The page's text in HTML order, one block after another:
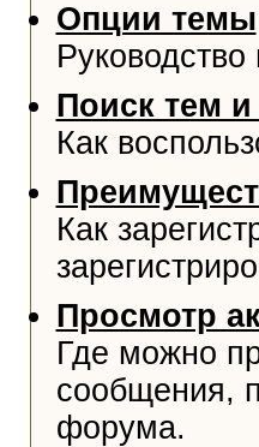
Опции темы
Поиск тем
Как
Как
Просмотр
Где можно
сообщения,
форума.